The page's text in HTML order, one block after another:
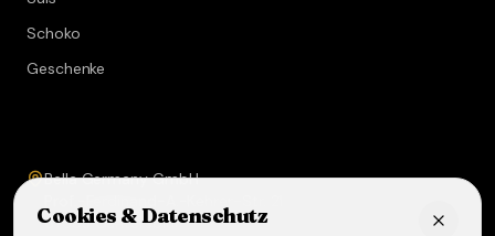
Schoko
Geschenke
Bella Germany GmbH
67583 Guntersblum
Cookies & Datenschutz